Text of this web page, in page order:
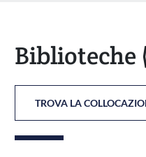
Biblioteche
TROVA LA